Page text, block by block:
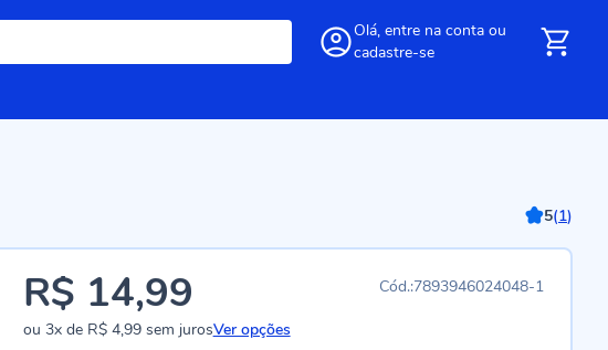
Olá, entre na conta ou
cadastre-se
5(1)
7893946024048-1
R$ 14,99
ou 3xde R$ 4,99sem jurosVer opções